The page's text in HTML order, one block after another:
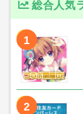
総合人気
1
2